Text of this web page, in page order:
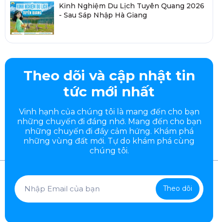
Kinh Nghiệm Du Lịch Tuyên Quang 2026
- Sau Sáp Nhập Hà Giang
Theo dõi và cập nhật tin
tức mới nhất
Vinh hạnh của chúng tôi là mang đến cho bạn
những chuyến đi đáng nhớ. Mang đến cho bạn
những chuyến đi đầycảm hứng. Khám phá
những vùng đất mới. Tự do khám phá cùng
chúng tôi.
Theo dõi